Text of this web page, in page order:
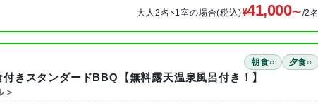
大人2名×1室の場合(税込) 41,000 /2名
朝食○ 夕食○
きスタンダードBBQ【無料露天温泉風呂付き！】
＞